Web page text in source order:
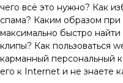
чего всё это нужно? Как
спама? Каким образом
максимально быстро
клипы? Как пользоваться
карманный персональный
его к Internet и не знаете